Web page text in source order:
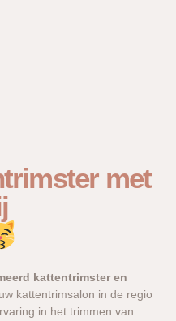
met
kattentrimster en
kattentrimsalon in de regio
in het trimmen van